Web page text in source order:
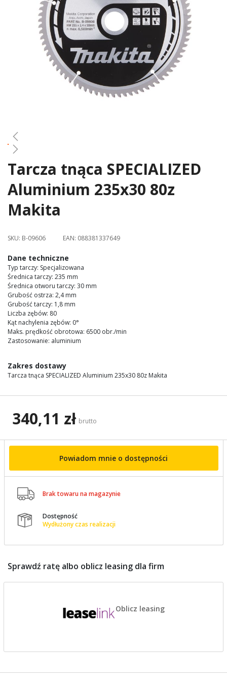
gallery
Skip
to
the
beginning
of
images
Tarcza tnąca SPECIALIZED
Aluminium 235x30 80z
Makita
SKU: B-09606 EAN: 088381337649
Dane techniczne
Typ tarczy: Specjalizowana
Średnica tarczy: 235 mm
Średnica otworu tarczy: 30 mm
Grubość ostrza: 2,4 mm
Grubość tarczy: 1,8 mm
Liczba zębów: 80
Kąt nachylenia zębów: 0°
Maks. prędkość obrotowa: 6500 obr./min
Zastosowanie: aluminium
Zakres dostawy
Tarcza tnąca SPECIALIZED Aluminium 235x30 80z Makita
340,11 zł brutto
Powiadom mnie o dostępności
 Brak towaru na magazynie

Dostępność
Wydłużony czas realizacji
Sprawdź ratę albo oblicz leasing dla firm
Oblicz leasing